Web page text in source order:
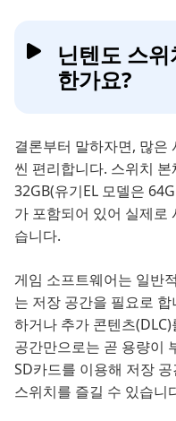
닌텐도 스
한가요?
결론부터 말하자면, 많은
씬 편리합니다. 스위치
32GB(유기EL 모델은
가 포함되어 있어 실제로
습니다.
게임 소프트웨어는 일반
는 저장 공간을 필요로
하거나 추가 콘텐츠
공간만으로는 곧 용량이
SD카드를 이용해 저장
스위치를 즐길 수 있습니